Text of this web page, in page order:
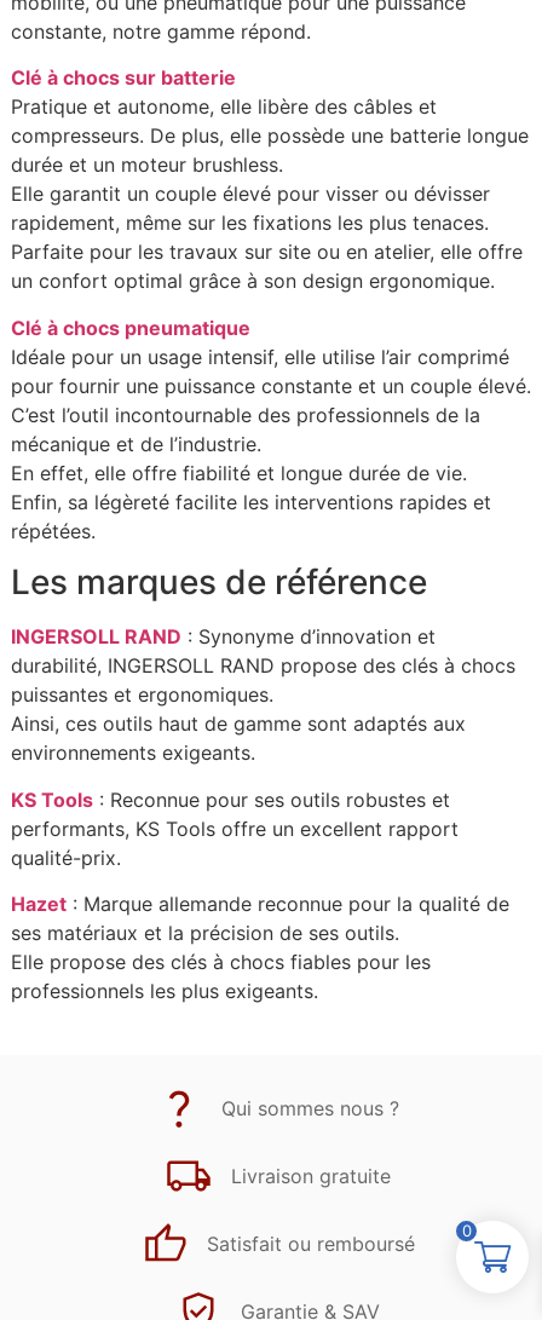
constante, notre gamme répond.
Clé à chocs sur batterie
Pratique et autonome, elle libère des câbles et
compresseurs. De plus, elle possède une batterie longue
durée et un moteur brushless.
Elle garantit un couple élevé pour visser ou dévisser
rapidement, même sur les fixations les plus tenaces.
Parfaite pour les travaux sur site ou en atelier, elle offre
un confort optimal grâce à son design ergonomique.
Clé à chocs pneumatique
Idéale pour un usage intensif, elle utilise l’air comprimé
pour fournir une puissance constante et un couple élevé.
C’est l’outil incontournable des professionnels de la
mécanique et de l’industrie.
En effet, elle offre fiabilité et longue durée de vie.
Enfin, sa légèreté facilite les interventions rapides et
répétées.
Les marques de référence
INGERSOLL RAND : Synonyme d’innovation et
durabilité, INGERSOLL RAND propose des clés à chocs
puissantes et ergonomiques.
Ainsi, ces outils haut de gamme sont adaptés aux
environnements exigeants.
KS Tools: Reconnue pour ses outils robustes et
performants, KS Tools offre un excellent rapport
qualité-prix.
Hazet: Marque allemande reconnue pour la qualité de
ses matériaux et la précision de ses outils.
Elle propose des clés à chocs fiables pour les
professionnels les plus exigeants.
Qui sommes nous ?
Livraison gratuite
Satisfait ou remboursé
Garantie & SAV
0